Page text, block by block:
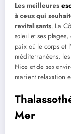
Les meilleures
à ceux qui
revitalisants. La
soleil et ses
paix où le corps et
méditerranéens,
Nice et de ses
marient relaxation
Mer